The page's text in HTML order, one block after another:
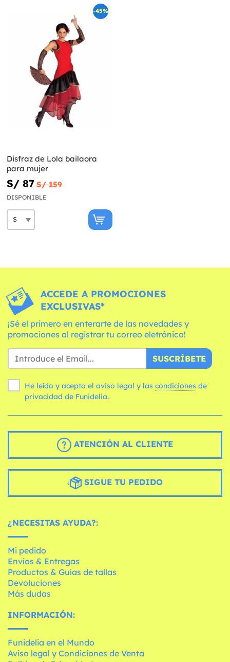
-45%
Disfraz de Lola bailaora
para mujer
S/ 87 S/ 159
DISPONIBLE
ACCEDE A PROMOCIONES
EXCLUSIVAS*
¡Sé el primero en enterarte de las novedades y
promociones al registrar tu correo eletrónico!
SUSCRÍBETE
He leído y acepto el aviso legal y las condiciones
privacidad de Funidelia.
ATENCIÓN AL CLIENTE
SIGUE TU PEDIDO
¿NECESITAS AYUDA?:
Mi pedido
Envíos & Entregas
Productos & Guías de tallas
Devoluciones
Más dudas
INFORMACIÓN:
Funidelia en el Mundo
Aviso legal y Condiciones de Venta